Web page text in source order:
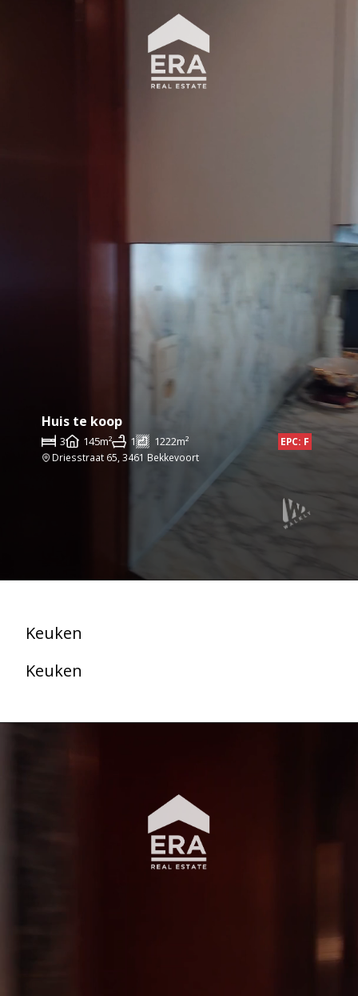
Huis te koop
3 145m² 1 1222m²
EPC: F
Driesstraat 65, 3461 Bekkevoort
Keuken
Keuken